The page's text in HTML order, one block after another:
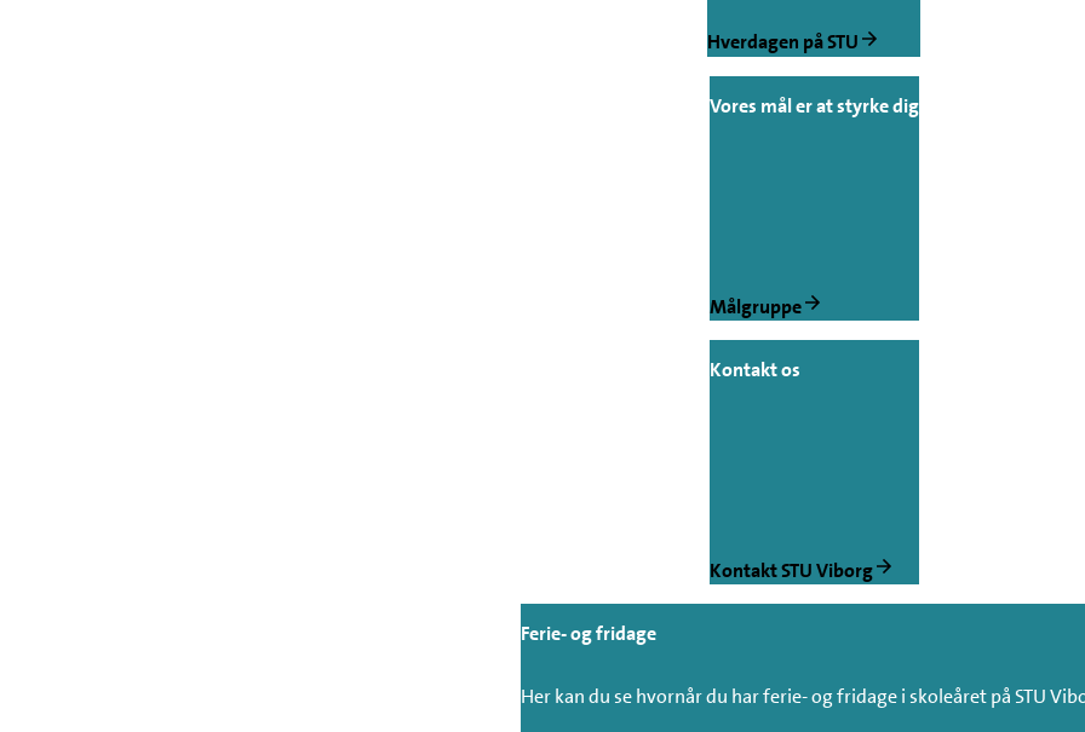
Hverdagen på STU
Vores mål er at styrke dig
Målgruppe
Kontakt os
Kontakt STU Viborg
Ferie- og fridage
Her kan du se hvornår du har ferie- og fridage i skoleåret på STU